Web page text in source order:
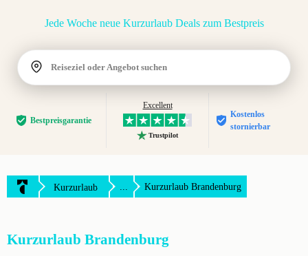
Jede Woche neue Kurzurlaub Deals zum Bestpreis
Reiseziel oder Angebot suchen
Bestpreis­garantie
Excellent
Trustpilot
Kostenlos
stornierbar
Kurzurlaub ... Kurzurlaub Brandenburg
Kurzurlaub Brandenburg